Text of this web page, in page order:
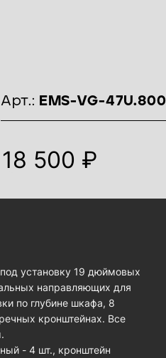
идентификаторы товара
Арт.: EMS-VG-47U.800
18 500 ₽
установку 19 дюймовых
направляющих для
по глубине шкафа, 8
кронштейнах. Все
- 4 шт., кронштейн